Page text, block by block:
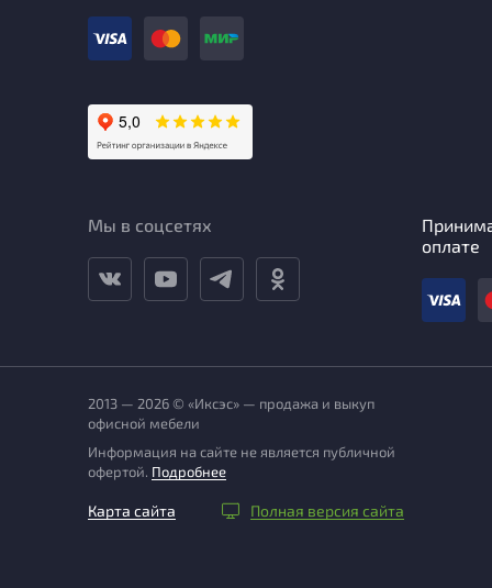
Мы в соцсетях
оплате
2013 — 2026 © «Иксэс» — продажа и выкуп
офисной мебели
Информация на сайте не является публичной
офертой. Подробнее
Карта сайта Полная версия сайта